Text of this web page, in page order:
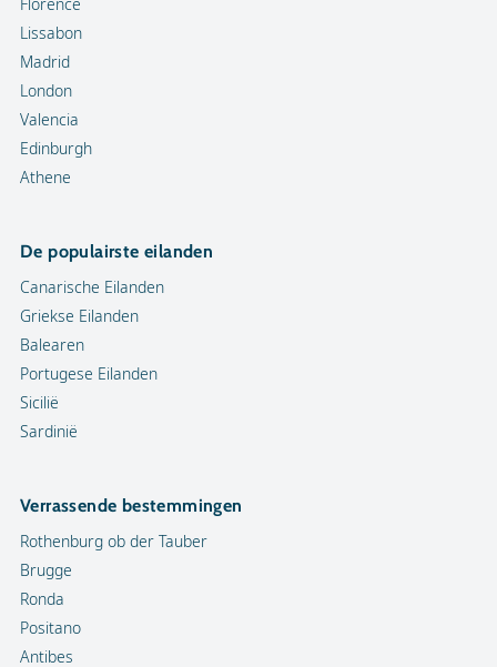
Lissabon
Madrid
London
Valencia
Edinburgh
Athene
De populairste eilanden
Canarische Eilanden
Griekse Eilanden
Balearen
Portugese Eilanden
Sicilië
Sardinië
Verrassende bestemmingen
Rothenburg ob der Tauber
Brugge
Ronda
Positano
Antibes